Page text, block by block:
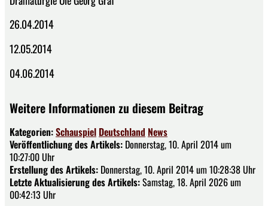
26.04.2014
12.05.2014
04.06.2014
Weitere Informationen zu diesem Beitrag
Kategorien:Schauspiel Deutschland News
Veröffentlichung des Artikels: Donnerstag, 10. April 2014 um
10:27:00 Uhr
Erstellung des Artikels: Donnerstag, 10. April 2014 um 10:28:38 Uhr
Letzte Aktualisierung des Artikels:Samstag, 18. April 2026 um
00:42:13 Uhr